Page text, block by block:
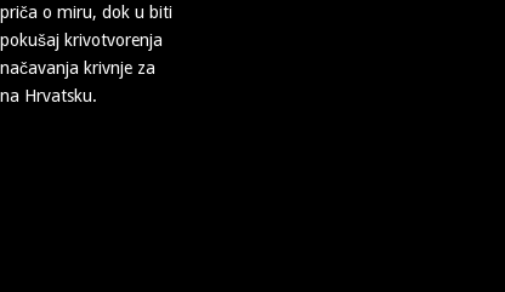
o miru, dok u biti
krivotvorenja
krivnje za
Hrvatsku.